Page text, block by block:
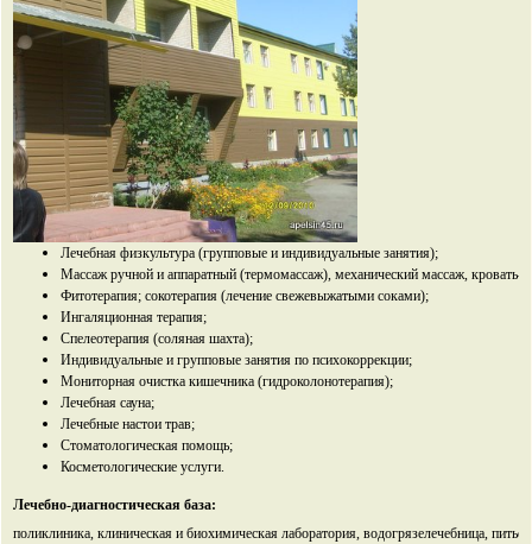
Лечебная физкультура (групповые и индивидуальные занятия);
Массаж ручной и аппаратный (термомассаж), механический массаж, кровать-
Фитотерапия; сокотерапия (лечение свежевыжатыми соками);
Ингаляционная терапия;
Спелеотерапия (соляная шахта);
Индивидуальные и групповые занятия по психокоррекции;
Мониторная очистка кишечника (гидроколонотерапия);
Лечебная сауна;
Лечебные настои трав;
Стоматологическая помощь;
Косметологические услуги.
Лечебно-диагностическая база:
поликлиника, клиническая и биохимическая лаборатория, водогрязелечебница,